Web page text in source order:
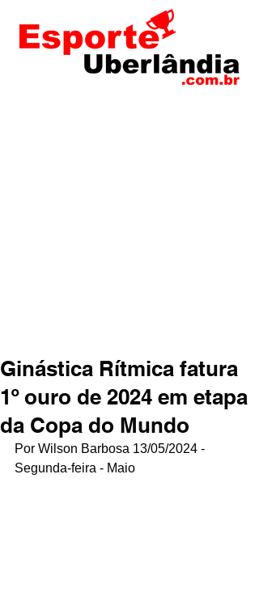
Ginástica Rítmica fatura
1º ouro de 2024 em etapa
da Copa do Mundo
Por Wilson Barbosa 13/05/2024 -
Segunda-feira - Maio